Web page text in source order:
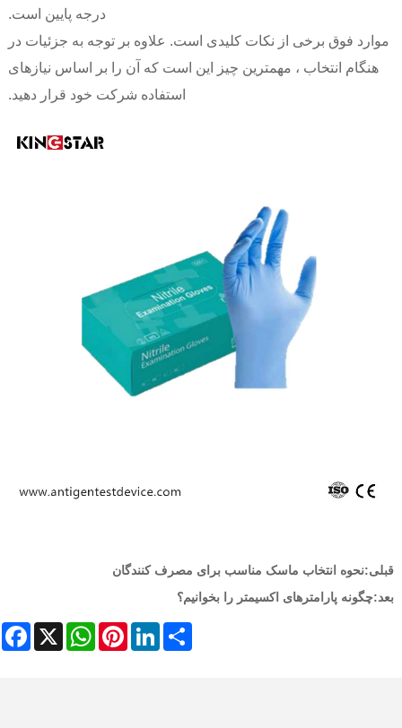
درجه پایین است.
موارد فوق برخی از نکات کلیدی است. علاوه بر توجه به جزئیات در
هنگام انتخاب ، مهمترین چیز این است که آن را بر اساس نیازهای
استفاده شرکت خود قرار دهید.
قبلی:نحوه انتخاب ماسک مناسب برای مصرف کنندگان
بعد:چگونه پارامترهای اکسیمتر را بخوانیم؟
X
WhatsAppPinterestLinkedInShare